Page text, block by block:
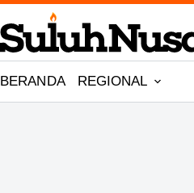
Skip
to
content
BERANDA REGIONAL